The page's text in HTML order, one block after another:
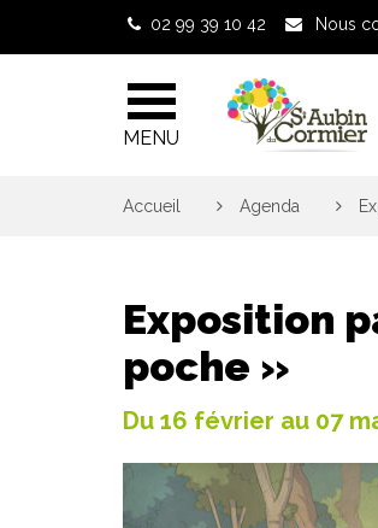
02 99 39 10 42 Nous
MENU
Accueil Agenda
Exposition
poche »
Du 16 février au 07